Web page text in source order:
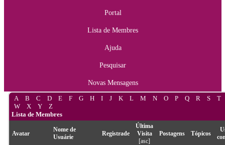
Portal
Lista de Membres
Ajuda
Pesquisar
Novas Mensagens
A B C D E F G H I J K L M N O P Q R S
T
W
X Y
Z
Lista de Membres
Avatar
Nome de
Usuárie
Registrade
Última
Visita
[asc]
Postagens Tópicos